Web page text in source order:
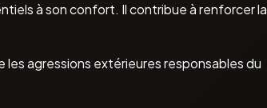
à son confort. Il contribue à renforcer la
les agressions extérieures responsables du